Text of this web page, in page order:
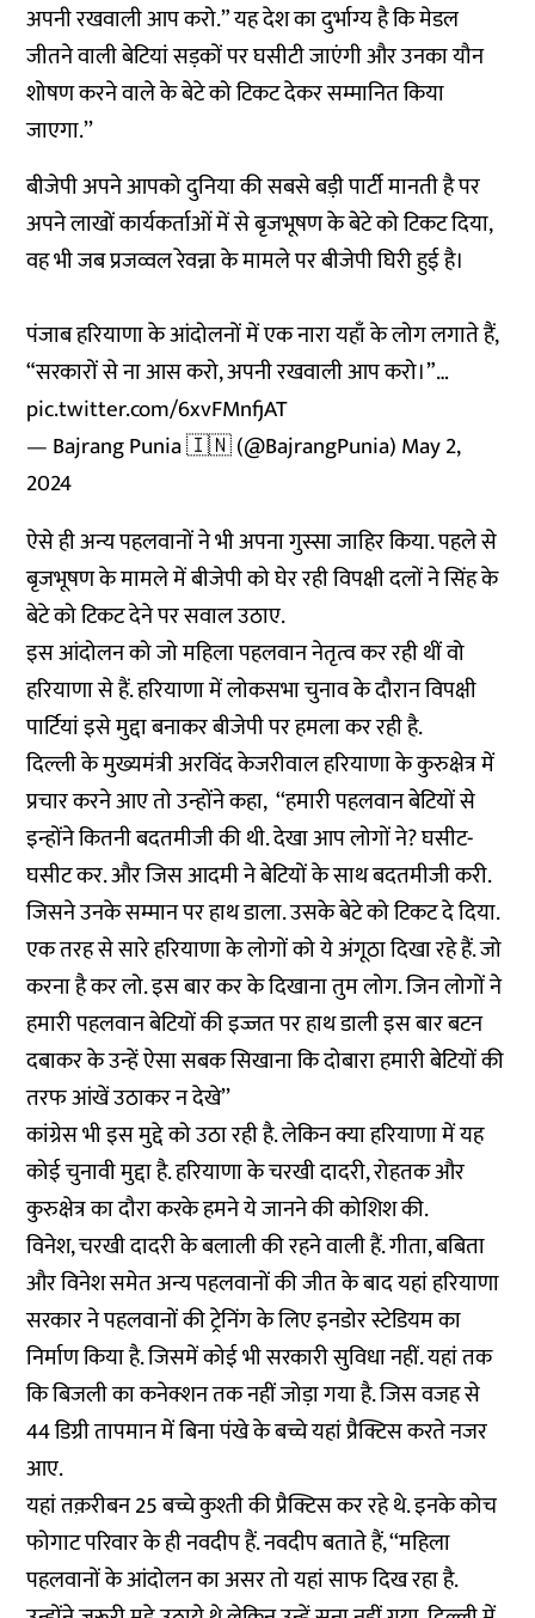
अपनी रखवाली आप करो.” यह देश का दुर्भाग्य है कि मेडल
जीतने वाली बेटियां सड़कों पर घसीटी जाएंगी और उनका यौन
शोषण करने वाले के बेटे को टिकट देकर सम्मानित किया
जाएगा.’’
बीजेपी अपने आपको दुनिया की सबसे बड़ी पार्टी मानती है पर
अपने लाखों कार्यकर्ताओं में से बृजभूषण के बेटे को टिकट दिया,
वह भी जब प्रजव्वल रेवन्ना के मामले पर बीजेपी घिरी हुई है।
पंजाब हरियाणा के आंदोलनों में एक नारा यहाँ के लोग लगाते हैं,
“सरकारों से ना आस करो, अपनी रखवाली आप करो।”…
pic.twitter.com/6xvFMnfjAT
— Bajrang Punia 🇮🇳 (@BajrangPunia)May 2,
2024
ऐसे ही अन्य पहलवानों ने भी अपना गुस्सा जाहिर किया. पहले से
बृजभूषण के मामले में बीजेपी को घेर रही विपक्षी दलों ने सिंह के
बेटे को टिकट देने पर सवाल उठाए.
इस आंदोलन को जो महिला पहलवान नेतृत्व कर रही थीं वो
हरियाणा से हैं. हरियाणा में लोकसभा चुनाव के दौरान विपक्षी
पार्टियां इसे मुद्दा बनाकर बीजेपी पर हमला कर रही है.
दिल्ली के मुख्यमंत्री अरविंद केजरीवाल हरियाणा के कुरुक्षेत्र में
प्रचार करने आए तो उन्होंने कहा, ‘‘हमारी पहलवान बेटियों से
इन्होंने कितनी बदतमीजी की थी. देखा आप लोगों ने? घसीट-
घसीट कर. और जिस आदमी ने बेटियों के साथ बदतमीजी करी.
जिसने उनके सम्मान पर हाथ डाला. उसके बेटे को टिकट दे दिया.
एक तरह से सारे हरियाणा के लोगों को ये अंगूठा दिखा रहे हैं. जो
करना है कर लो. इस बार कर के दिखाना तुम लोग. जिन लोगों ने
हमारी पहलवान बेटियों की इज्जत पर हाथ डाली इस बार बटन
दबाकर के उन्हें ऐसा सबक सिखाना कि दोबारा हमारी बेटियों की
तरफ आंखें उठाकर न देखे’’
कांग्रेस भी इस मुद्दे को उठा रही है. लेकिन क्या हरियाणा में यह
कोई चुनावी मुद्दा है. हरियाणा के चरखी दादरी, रोहतक और
कुरुक्षेत्र का दौरा करके हमने ये जानने की कोशिश की.
विनेश, चरखी दादरी के बलाली की रहने वाली हैं. गीता, बबिता
और विनेश समेत अन्य पहलवानों की जीत के बाद यहां हरियाणा
सरकार ने पहलवानों की ट्रेनिंग के लिए इनडोर स्टेडियम का
निर्माण किया है. जिसमें कोई भी सरकारी सुविधा नहीं. यहां तक
कि बिजली का कनेक्शन तक नहीं जोड़ा गया है. जिस वजह से
44 डिग्री तापमान में बिना पंखे के बच्चे यहां प्रैक्टिस करते नजर
आए.
यहां तक़रीबन 25 बच्चे कुश्ती की प्रैक्टिस कर रहे थे. इनके कोच
फोगाट परिवार के ही नवदीप हैं. नवदीप बताते हैं, ‘‘महिला
पहलवानों के आंदोलन का असर तो यहां साफ दिख रहा है.